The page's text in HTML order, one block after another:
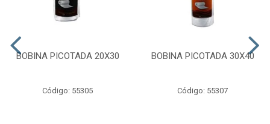
BOBINA PICOTADA 20X30
Código: 55305
BOBINA PICOTADA 30X40
Código: 55307